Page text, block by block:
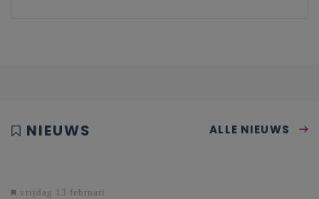
NIEUWS ALLE NIEUWS
vrijdag 13 februari